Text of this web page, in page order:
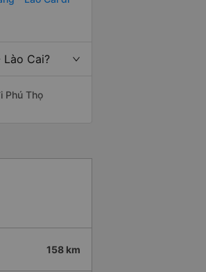
Cai?
Phú Thọ
158 km